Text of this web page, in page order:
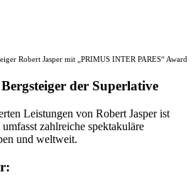
Robert Jasper mit „PRIMUS INTER PARES“ Award
der Superlative
Leistungen von Robert Jasper ist
zahlreiche spektakuläre
und weltweit.